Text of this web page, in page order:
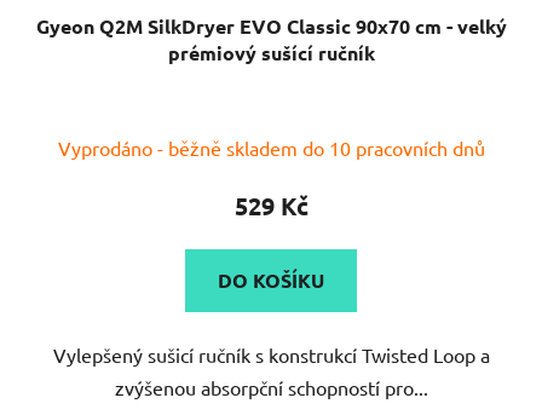
Gyeon Q2M SilkDryer EVO Classic 90x70 cm - velký
prémiový sušící ručník
hodnocení
produktu
5,0
z
hvězdiček.
Vyprodáno - běžně skladem do 10 pracovních dnů
529 Kč
DO KOŠÍKU
Vylepšený sušicí ručník s konstrukcí Twisted Loop a
zvýšenou absorpční schopností pro...